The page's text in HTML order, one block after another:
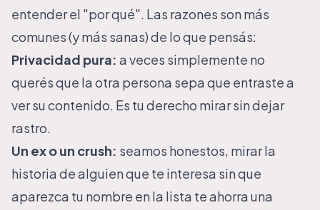
entender el "por qué". Las razones son más
comunes (y más sanas) de lo que pensás:
Privacidad pura: a veces simplemente no
querés que la otra persona sepa que entraste a
ver su contenido. Es tu derecho mirar sin dejar
rastro.
Un ex o un crush: seamos honestos, mirar la
historia de alguien que te interesa sin que
aparezca tu nombre en la lista te ahorra una